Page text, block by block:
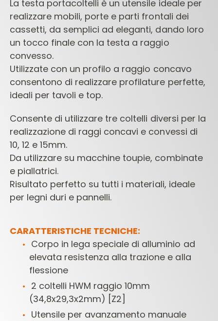
La testa portacoltelli è un utensile ideale per
realizzare mobili, porte e parti frontali dei
cassetti, da semplici ad eleganti, dando loro
un tocco finale con la testa a raggio
convesso.
Utilizzate con un profilo a raggio concavo
consentono di realizzare profilature perfette,
ideali per tavoli e top.
Consente di utilizzare tre coltelli diversi per la
realizzazione di raggi concavi e convessi di
10, 12 e 15mm.
Da utilizzare su macchine toupie, combinate
e piallatrici.
Risultato perfetto su tutti i materiali, ideale
per legni duri e pannelli.
CARATTERISTICHE TECNICHE:
Corpo in lega speciale di alluminio ad
elevata resistenza alla trazione e alla
flessione
2 coltelli HWM raggio 10mm
(34,8x29,3x2mm) [Z2]
Utensile per avanzamento manuale